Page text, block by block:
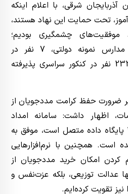
آذربایجان شرقی، با اعلام اینکه
و 6500 دانش‌آموز، تحت حمایت این نهاد هستند،
موفقیت‌های چشمگیری بودیم؛
به‌طوری که 38 نفر در مدارس نمونه دولتی، 7 نفر در
استعدادهای درخشان و 233 نفر در کنکور سراسری پذیرفته
ضرورت حفظ کرامت مددجویان از
اظهار داشت: سامانه امداد
هوشمند که به بیش از 30 پایگاه داده متصل است، موفق به
است. همچنین با نرم‌افزارهایی
امکان خرید مددجویان از
عدالت توزیعی، بلکه عزت‌نفس و
نیز تقویت کرده‌ایم.